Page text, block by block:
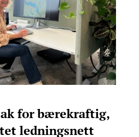
for bærekraftig,
ledningsnett